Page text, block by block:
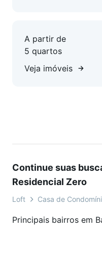
A partir de
5 quartos
Veja imóveis
Continue suas
Residencial Zero
Loft Casa de
Principais bairros em